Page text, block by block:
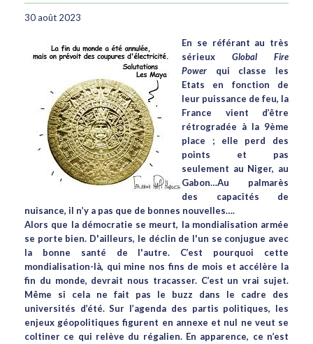
30 août 2023
En se référant au très
sérieux Global Fire
Power qui classe les
Etats en fonction de
leur puissance de feu, la
France vient d’être
rétrogradée à la 9ème
place ; elle perd des
points et pas
seulement au Niger, au
Gabon…Au palmarès
des capacités de
nuisance, il n’y a pas que de bonnes nouvelles….
Alors que la démocratie se meurt, la mondialisation armée
se porte bien. D'ailleurs, le déclin de l'un se conjugue avec
la bonne santé de l'autre. C’est pourquoi cette
mondialisation-là, qui mine nos fins de mois et accélère la
fin du monde, devrait nous tracasser. C’est un vrai sujet.
Même si cela ne fait pas le buzz dans le cadre des
universités d’été. Sur l’agenda des partis politiques, les
enjeux géopolitiques figurent en annexe et nul ne veut se
coltiner ce qui relève du régalien. En apparence, ce n’est